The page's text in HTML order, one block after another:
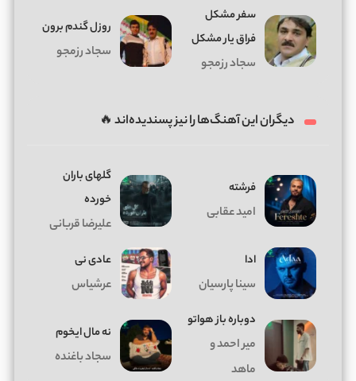
سفر مشکل
فراق یار مشکل
سجاد رزمجو
روزل گندم برون
سجاد رزمجو
دیگران این آهنگ‌ها را نیز پسندیده‌اند 🔥
فرشته
امید عقابی
گلهای باران
خورده
علیرضا قربانی
ادا
سینا پارسیان
عادی نی
عرشیاس
دوباره باز هواتو
میر احمد و
ماهد
ﻧﻪ ﻣﺎل اﻳﺨﻮم
سجاد باغنده